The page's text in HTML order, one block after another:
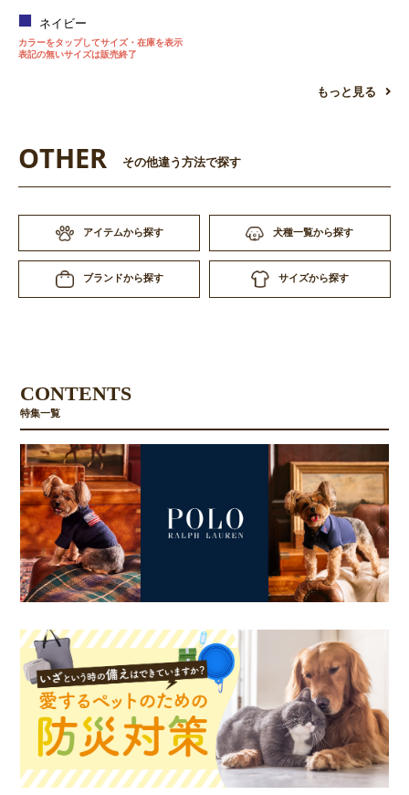
ネイビー
カラーをタップしてサイズ・在庫を表示
表記の無いサイズは販売終了
もっと見る
OTHER その他違う方法で探す
アイテムから探す 犬種一覧から探す
ブランドから探す サイズから探す
CONTENTS
特集一覧